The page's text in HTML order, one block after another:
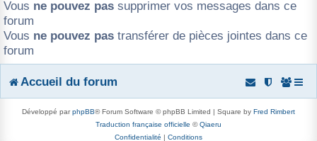
Vous ne pouvez pas supprimer vos messages dans ce
forum
Vous ne pouvez pas transférer de pièces jointes dans ce
forum
Accueil du forum
Développé parphpBB® Forum Software © phpBB Limited | Square by Fred Rimbert
Traduction française officielle ©Qiaeru
Confidentialité
Conditions